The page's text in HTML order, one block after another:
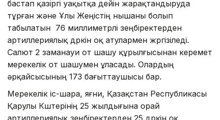
бастап қазіргі уақытқа дейін жарақтандыруда
тұрған және Ұлы Жеңістің нышаны болып
табылатын 76 миллиметрлі зеңбіректерден
артиллериялық дүркін оқ атулармен жүргізіледі.
Салют 2 заманауи от шашу құрылғысынан керемет
мерекелік от шашумен ұласады. Олардың
әрқайсысының 173 бағыттаушысы бар.
Мерекелік іс-шара, яғни, Қазақстан Республикасы
Қарулы Күштерінің 25 жылдығына орай
артиллериялық зеңбіректерден 25 дүркін оқ